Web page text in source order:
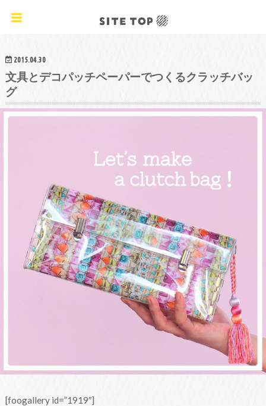
2015.04.30
文具とデコパッチペーパーでつくるクラッチバッ
グ
[foogallery id=”1919″]